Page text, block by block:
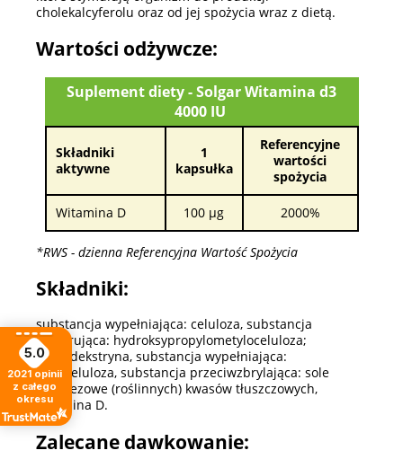
cholekalcyferolu oraz od jej spożycia wraz z dietą.
Wartości odżywcze:
Suplement diety - Solgar Witamina d3
4000 IU
Składniki
aktywne
1
kapsułka
Referencyjne
wartości
spożycia
Witamina D 100 µg 2000%
*RWS - dzienna Referencyjna Wartość Spożycia
Składniki:
substancja wypełniająca: celuloza, substancja
glazurująca: hydroksypropylometyloceluloza;
maltodekstryna, substancja wypełniająca:
etyloceluloza, substancja przeciwzbrylająca: sole
magnezowe (roślinnych) kwasów tłuszczowych,
witamina D.
Zalecane dawkowanie:
5.0
2021 opinii
z całego
okresu